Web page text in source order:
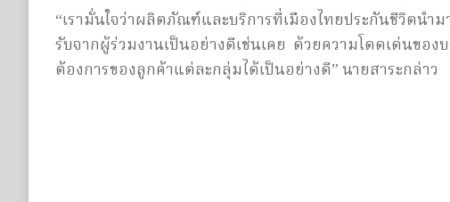
“เรามั่นใจว่าผลิตภัณฑ์และบริการที่เมืองไทยประกันชีวิตนำ
รับจากผู้ร่วมงานเป็นอย่างดีเช่นเคย ด้วยความโดดเด่นขอ
ต้องการของลูกค้าแต่ละกลุ่มได้เป็นอย่างดี” นายสาระกล่าว